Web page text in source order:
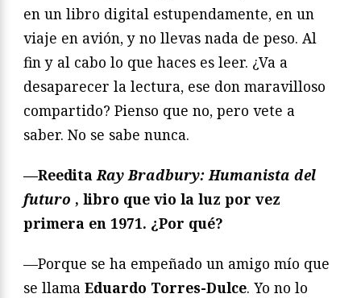
en un libro digital estupendamente, en un
viaje en avión, y no llevas nada de peso. Al
fin y al cabo lo que haces es leer. ¿Va a
desaparecer la lectura, ese don maravilloso
compartido? Pienso que no, pero vete a
saber. No se sabe nunca.
—ReeditaRay Bradbury: Humanista del
futuro , libro que vio la luz por vez
primera en 1971. ¿Por qué?
—Porque se ha empeñado un amigo mío que
se llama Eduardo Torres-Dulce. Yo no lo